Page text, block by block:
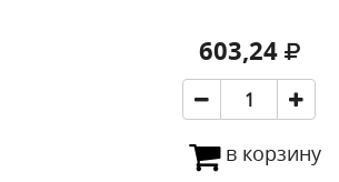
603,24
в корзину